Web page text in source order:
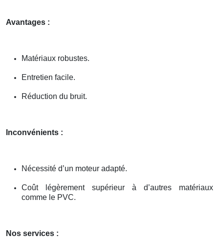
Avantages :
Matériaux robustes.
Entretien facile.
Réduction du bruit.
Inconvénients :
Nécessité d’un moteur adapté.
Coût légèrement supérieur à d’autres matériaux
comme le PVC.
Nos services :